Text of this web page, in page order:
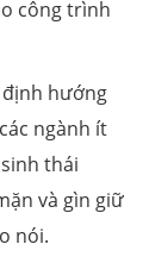
công trình
định hướng
ngành ít
thái
và gìn giữ
nói.